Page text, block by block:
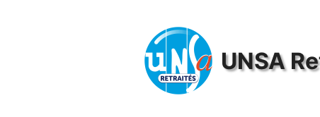
UNSA